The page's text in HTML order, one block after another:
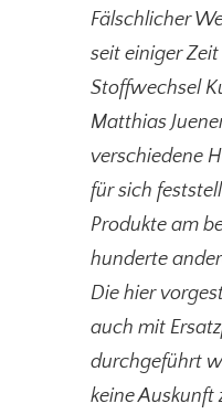
Fälschlicher
seit einiger Zeit
Stoffwechsel
Matthias
verschiedene
für sich
Produkte am
hunderte
Die hier
auch mit
durchgeführt
keine Auskunft